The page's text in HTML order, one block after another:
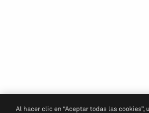
Al hacer clic en “Aceptar todas las